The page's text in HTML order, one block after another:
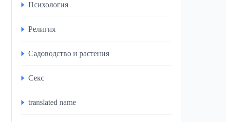
Психология
Религия
Садоводство и растения
Секс
translated name